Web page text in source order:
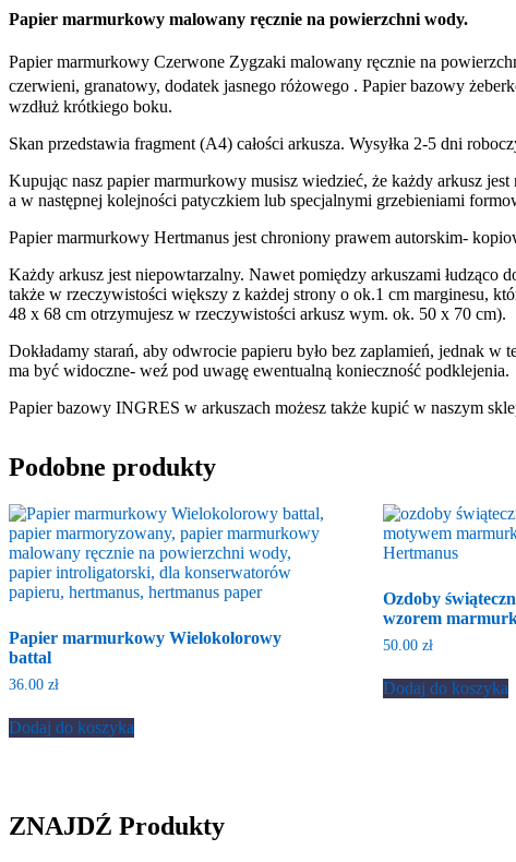
Papier marmurkowy malowany ręcznie na powierzchni wody.
Papier marmurkowy Czerwone Zygzaki malowany ręcznie na
czerwieni, granatowy, dodatek jasnego różowego . Papier bazowy
wzdłuż krótkiego boku.
Skan przedstawia fragment (A4) całości arkusza. Wysyłka 2-5 dni
Kupując nasz papier marmurkowy musisz wiedzieć, że każdy arkusz
a w następnej kolejności patyczkiem lub specjalnymi grzebieniami
Papier marmurkowy Hertmanus jest chroniony prawem autorskim-
Każdy arkusz jest niepowtarzalny. Nawet pomiędzy arkuszami łudząco
także w rzeczywistości większy z każdej strony o ok.1 cm marginesu,
48 x 68 cm otrzymujesz w rzeczywistości arkusz wym. ok. 50 x 70 cm).
Dokładamy starań, aby odwrocie papieru było bez zaplamień, jednak w
ma być widoczne- weź pod uwagę ewentualną konieczność podklejenia.
Papier bazowy INGRES w arkuszach możesz także kupić w naszym
Podobne produkty
Papier marmurkowy Wielokolorowy
battal
36.00 zł
Dodaj do koszyka
Ozdoby
wzorem
50.00zł
Dodaj do koszyka
ZNAJDŹ Produkty